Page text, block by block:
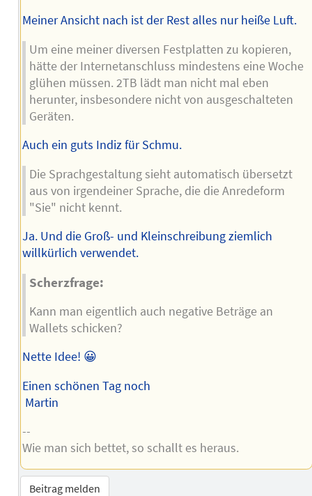
Meiner Ansicht nach ist der Rest alles nur heiße Luft.
Um eine meiner diversen Festplatten zu kopieren,
hätte der Internetanschluss mindestens eine Woche
glühen müssen. 2TB lädt man nicht mal eben
herunter, insbesondere nicht von ausgeschalteten
Geräten.
Auch ein guts Indiz für Schmu.
Die Sprachgestaltung sieht automatisch übersetzt
aus von irgendeiner Sprache, die die Anredeform
"Sie" nicht kennt.
Ja. Und die Groß- und Kleinschreibung ziemlich
willkürlich verwendet.
Scherzfrage:
Kann man eigentlich auch negative Beträge an
Wallets schicken?
Nette Idee! 😀
Einen schönen Tag noch
Martin
--
Wie man sich bettet, so schallt es heraus.
Beitrag melden